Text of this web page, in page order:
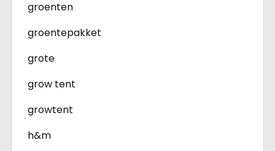
groenten
groentepakket
grote
grow tent
growtent
h&m